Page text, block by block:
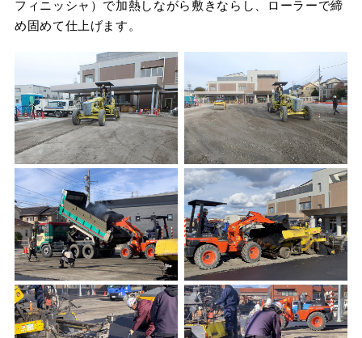
フィニッシャ）で加熱しながら敷きならし、ローラーで締
め固めて仕上げます。